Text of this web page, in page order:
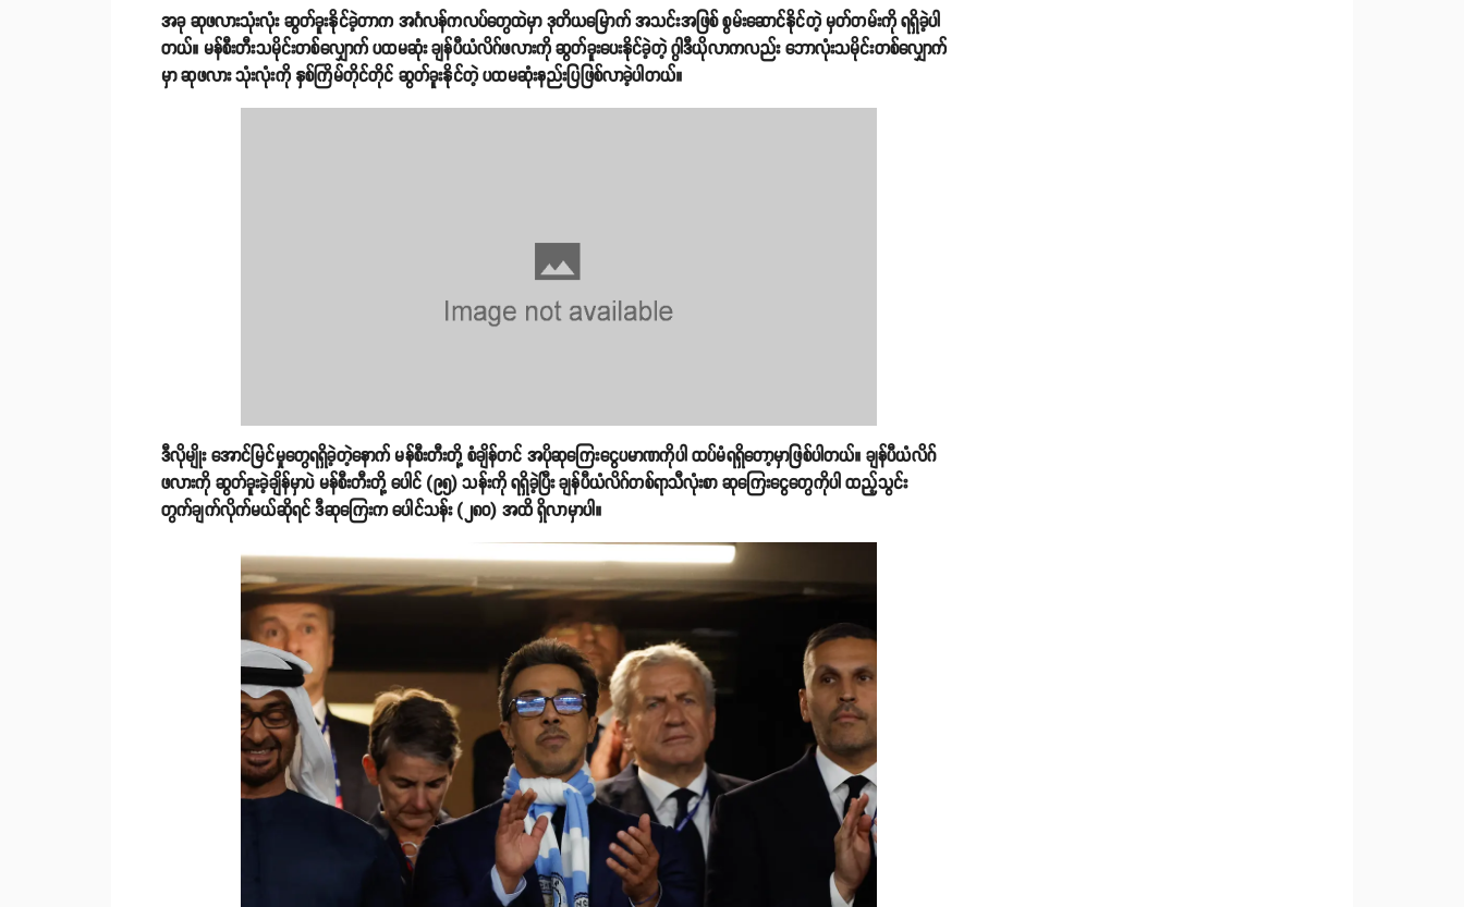
အခု ဆုဖလားသုံးလုံး ဆွတ်ခူးနိုင်ခဲ့တာက အင်္ဂလန်ကလပ်တွေထဲမှာ ဒုတိယမြောက် အသင်းအဖြစ် စွမ်းဆောင်နိုင်တဲ့ မှတ်တမ်းကို ရရှိခဲ့ပါ
တယ်။ မန်စီးတီးသမိုင်းတစ်လျှောက် ပထမဆုံး ချန်ပီယံလိဂ်ဖလားကို ဆွတ်ခူးပေးနိုင်ခဲ့တဲ့ ဂွါဒီယိုလာကလည်း ဘောလုံးသမိုင်းတစ်လျှောက်
မှာ ဆုဖလား သုံးလုံးကို နှစ်ကြိမ်တိုင်တိုင် ဆွတ်ခူးနိုင်တဲ့ ပထမဆုံးနည်းပြဖြစ်လာခဲ့ပါတယ်။
ဒီလိုမျိုး အောင်မြင်မှုတွေရရှိခဲ့တဲ့နောက် မန်စီးတီးတို့ စံချိန်တင် အပိုဆုကြေးငွေပမာဏကိုပါ ထပ်မံရရှိတော့မှာဖြစ်ပါတယ်။ ချန်ပီယံလိဂ်
ဖလားကို ဆွတ်ခူးခဲ့ချိန်မှာပဲ မန်စီးတီးတို့ ပေါင် (၉၅) သန်းကို ရရှိခဲ့ပြီး ချန်ပီယံလိဂ်တစ်ရာသီလုံးစာ ဆုကြေးငွေတွေကိုပါ ထည့်သွင်း
တွက်ချက်လိုက်မယ်ဆိုရင် ဒီဆုကြေးက ပေါင်သန်း (၂၈၀) အထိ ရှိလာမှာပါ။